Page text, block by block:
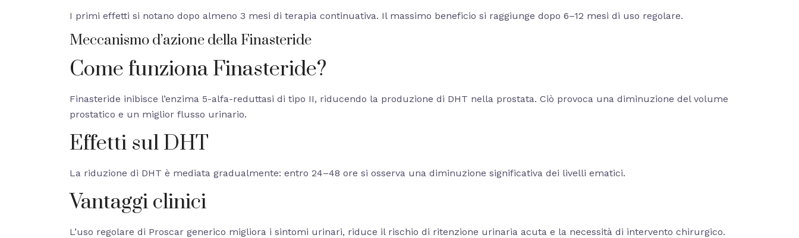
I primi effetti si notano dopo almeno 3 mesi di terapia continuativa. Il massimo beneficio si raggiunge dopo 6–12 mesi di uso regolare.
Meccanismo d’azione della Finasteride
Come funziona Finasteride?
Finasteride inibisce l’enzima 5-alfa-reduttasi di tipo II, riducendo la produzione di DHT nella prostata. Ciò provoca una diminuzione del volume
prostatico e un miglior flusso urinario.
Effetti sul DHT
La riduzione di DHT è mediata gradualmente: entro 24–48 ore si osserva una diminuzione significativa dei livelli ematici.
Vantaggi clinici
L’uso regolare di Proscar generico migliora i sintomi urinari, riduce il rischio di ritenzione urinaria acuta e la necessità di intervento chirurgico.